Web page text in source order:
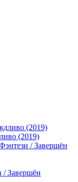
(2019)
/ Завершён
/ Завершён